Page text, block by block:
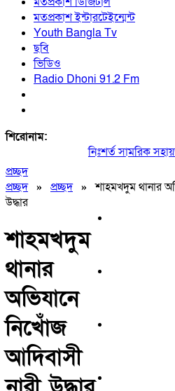
মতপ্রকাশ ইন্টারটেইন্মেন্ট
Youth Bangla Tv
ছবি
ভিডিও
Radio Dhoni 91.2 Fm
শিরোনাম:
নিঃশর্ত সামরিক
প্রচ্ছদ
প্রচ্ছদ» প্রচ্ছদ»শাহমখদুম থানার
উদ্ধার
শাহমখদুম
থানার
অভিযানে
নিখোঁজ
আদিবাসী